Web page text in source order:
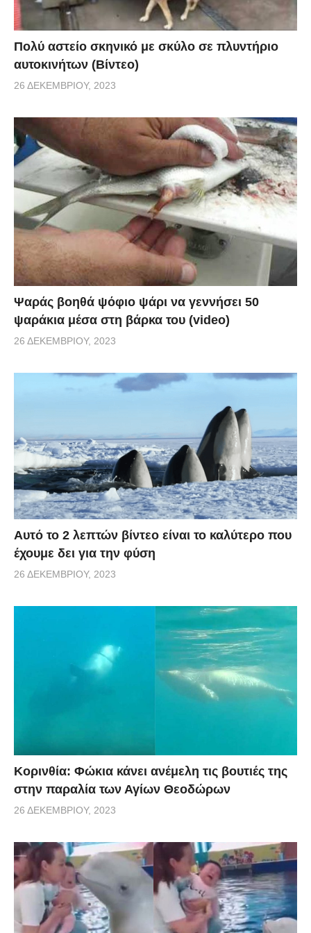
Πολύ αστείο σκηνικό με σκύλο σε πλυντήριο
αυτοκινήτων (Βίντεο)
26 ΔΕΚΕΜΒΡΊΟΥ, 2023
Ψαράς βοηθά ψόφιο ψάρι να γεννήσει 50
ψαράκια μέσα στη βάρκα του (video)
26 ΔΕΚΕΜΒΡΊΟΥ, 2023
Αυτό το 2 λεπτών βίντεο είναι το καλύτερο που
έχουμε δει για την φύση
26 ΔΕΚΕΜΒΡΊΟΥ, 2023
Κορινθία: Φώκια κάνει ανέμελη τις βουτιές της
στην παραλία των Αγίων Θεοδώρων
26 ΔΕΚΕΜΒΡΊΟΥ, 2023